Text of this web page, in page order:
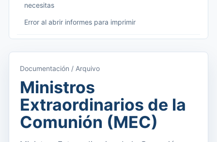
necesitas
Error al abrir informes para imprimir
Acceso a la documentación
Menú principal (aplicaciones)
Cambiar entre suscripciones
Dashboard
Documentación / Arquivo
Ministros
Extraordinarios de la
Comunión (MEC)